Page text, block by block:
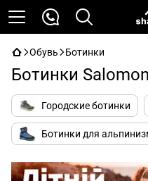
Обувь Ботинки
Ботинки
Городские ботинки
Ботинки для